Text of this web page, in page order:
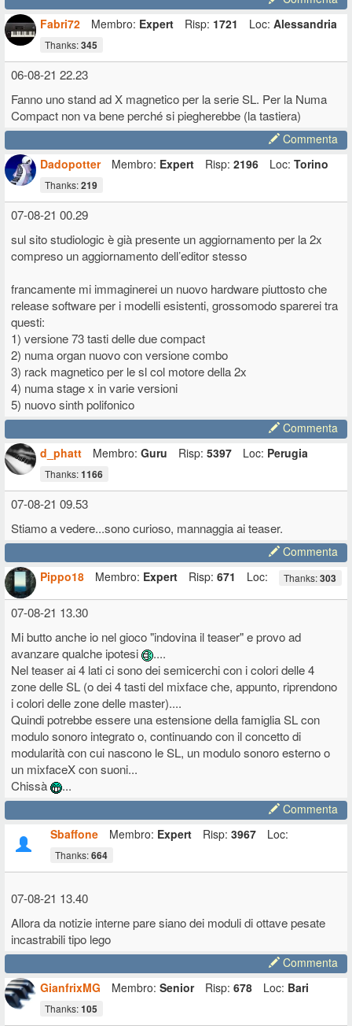
Fabri72
Membro: Expert Risp: 1721 Loc: Alessandria
Thanks:345
06-08-21 22.23
Fanno uno stand ad X magnetico per la serie SL. Per la Numa
Compact non va bene perché si piegherebbe (la tastiera)
Commenta
Dadopotter
Membro: Expert Risp: 2196 Loc: Torino
Thanks:219
07-08-21 00.29
sul sito studiologic è già presente un aggiornamento per la 2x
compreso un aggiornamento dell’editor stesso
francamente mi immaginerei un nuovo hardware piuttosto che
release software per i modelli esistenti, grossomodo sparerei tra
questi:
1) versione 73 tasti delle due compact
2) numa organ nuovo con versione combo
3) rack magnetico per le sl col motore della 2x
4) numa stage x in varie versioni
5) nuovo sinth polifonico
Commenta
d_phatt
Membro: Guru Risp: 5397 Loc: Perugia
Thanks:1166
07-08-21 09.53
Stiamo a vedere...sono curioso, mannaggia ai teaser.
Commenta
Pippo18
Membro: Expert Risp: 671 Loc: Thanks:303
07-08-21 13.30
Mi butto anche io nel gioco "indovina il teaser" e provo ad
avanzare qualche ipotesi
....
Nel teaser ai 4 lati ci sono dei semicerchi con i colori delle 4
zone delle SL (o dei 4 tasti del mixface che, appunto, riprendono
i colori delle zone delle master)....
Quindi potrebbe essere una estensione della famiglia SL con
modulo sonoro integrato o, continuando con il concetto di
modularità con cui nascono le SL, un modulo sonoro esterno o
un mixfaceX con suoni...
Chissà
...
Commenta
Sbaffone
Membro: Expert Risp: 3967 Loc:
Thanks:664
07-08-21 13.40
Allora da notizie interne pare siano dei moduli di ottave pesate
incastrabili tipo lego
Commenta
GianfrixMG
Membro: Senior Risp: 678 Loc: Bari
Thanks:105